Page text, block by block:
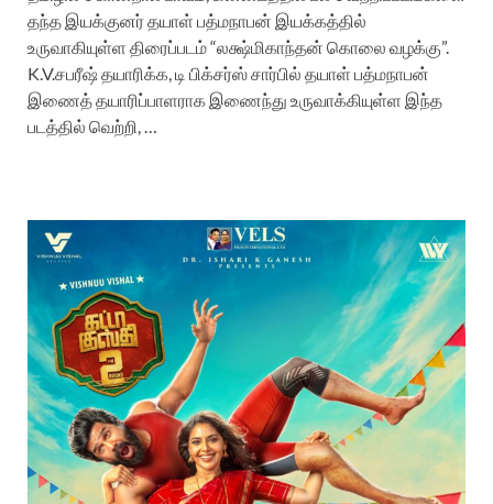
தந்த இயக்குனர் தயாள் பத்மநாபன் இயக்கத்தில்
உருவாகியுள்ள திரைப்படம் “லக்ஷ்மிகாந்தன் கொலை வழக்கு”.
K.V.சபரீஷ் தயாரிக்க, டி பிக்சர்ஸ் சார்பில் தயாள் பத்மநாபன்
இணைத் தயாரிப்பாளராக இணைந்து உருவாக்கியுள்ள இந்த
படத்தில் வெற்றி, …